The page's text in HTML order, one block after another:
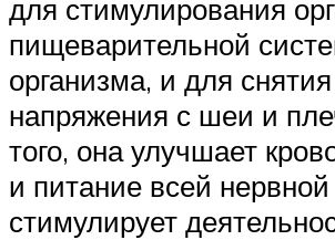
для стимулирования
пищеварительной
организма, и для снятия
напряжения с шеи и
того, она улучшает
и питание всей
стимулирует